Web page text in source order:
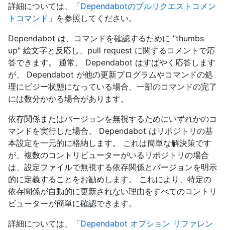
詳細については、「Dependabotのプルリクエストコメン
トコマンド 」を参照してください。
Dependabot は、コマンドを確認するために "thumbs
up" 絵文字と反応し、pull request に関するコメントで応
答できます。 通常、 Dependabot はすばやく応答します
が、 Dependabot が他の更新プログラムやコマンドの処
理にビジー状態になっている場合、一部のコマンドの完了
には数分かかる場合があります。
依存関係またはバージョンを無視するためにいずれかのコ
マンドを実行した場合、 Dependabot はリポジトリの基
本設定を一元的に格納します。 これは簡単な解決策です
が、複数のコントリビューターがいるリポジトリの場合
は、設定ファイルで無視する依存関係とバージョンを明示
的に定義することをお勧めします。 これにより、特定の
依存関係が自動的に更新されない理由をすべてのコントリ
ビューターが簡単に確認できます。
詳細については、「Dependabot オプション リファレン